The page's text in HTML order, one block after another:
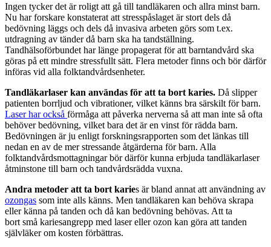
Ingen tycker det är roligt att gå till tandläkaren och allra minst barn.
Nu har forskare konstaterat att stresspåslaget är stort dels då
bedövning läggs och dels då invasiva arbeten görs som t.ex.
utdragning av tänder då barn ska ha tandställning.
Tandhälsoförbundet har länge propagerat för att barntandvård ska
göras på ett mindre stressfullt sätt. Flera metoder finns och bör därför
införas vid alla folktandvårdsenheter.
Tandläkarlaser kan användas för att ta bort karies. Då slipper
patienten borrljud och vibrationer, vilket känns bra särskilt för barn.
Laser har också förmåga att påverka nerverna så att man inte så ofta
behöver bedövning, vilket bara det är en vinst för rädda barn.
Bedövningen är ju enligt forskningsrapporten som det länkas till
nedan en av de mer stressande åtgärderna för barn. Alla
folktandvårdsmottagningar bör därför kunna erbjuda tandläkarlaser
åtminstone till barn och tandvårdsrädda vuxna.
Andra metoder att ta bort karies är bland annat att användning av
ozongas som inte alls känns. Men tandläkaren kan behöva skrapa
eller känna på tanden och då kan bedövning behövas. Att ta
bort små kariesangrepp med laser eller ozon kan göra att tanden
självläker om kosten förbättras.